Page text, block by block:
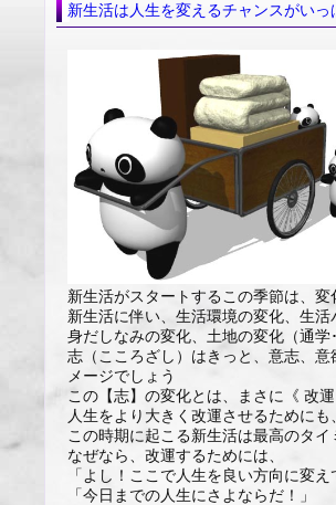
新生活は人生を変えるチャンスがいっ
新生活がスタートするこの季節は、
新生活に伴い、生活環境の変化、生
身だしなみの変化、土地の変化（通
志（こころざし）はきっと、意志、
メージでしょう
この【志】の変化とは、まさに《
人生をより大きく改運させるためにも、
この時期に起こる新生活は最高のタイ
なぜなら、改運するためには、
「よし！ここで人生を良い方向に変え
「今日までの人生にさよならだ！」